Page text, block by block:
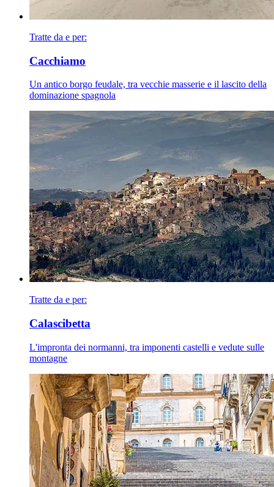
Tratte da e per:
Cacchiamo
Un antico borgo feudale, tra vecchie masserie e il lascito della
dominazione spagnola
Tratte da e per:
Calascibetta
L'impronta dei normanni, tra imponenti castelli e vedute sulle
montagne